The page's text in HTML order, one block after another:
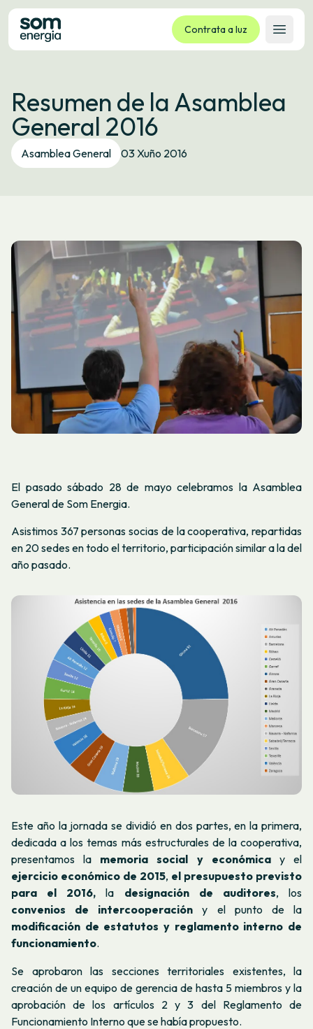
Contrata a luz
Abrir
Tarifas
Servizos
Empresas
La cooperativa
Idioma: ES CA GL EU
Resumen de la Asamblea
General 2016
Asamblea General 03 Xuño 2016
El pasado sábado 28 de mayo celebramos la Asamblea
General de Som Energia.
Asistimos 367 personas socias de la cooperativa, repartidas
en 20 sedes en todo el territorio, participación similar a la del
año pasado.
Este año la jornada se dividió en dos partes, en la primera,
dedicada a los temas más estructurales de la cooperativa,
presentamos la memoria social y económicay el
ejercicio económico de 2015, el presupuesto previsto
para el 2016,la designación de auditores, los
convenios de intercooperación y el punto de la
modificación de estatutos y reglamento interno de
funcionamiento.
Se aprobaron las secciones territoriales existentes, la
creación de un equipo de gerencia de hasta 5 miembros y la
aprobación de los artículos 2 y 3 del Reglamento de
Funcionamiento Interno que se había propuesto.